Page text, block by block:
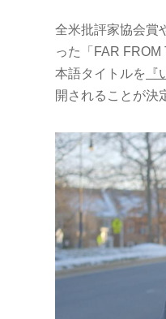
全米批評家協会賞
った「FAR
本語タイトルを
開されることが決